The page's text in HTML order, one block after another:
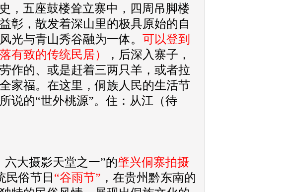
，五座鼓楼耸立寨中，四周吊脚楼
彰，散发着深山里的极具原始的自
光与青山秀谷融为一体。 可以登到
有致的传统民居）
，后深入寨子，
作的、或是赶着三两只羊，或者拉
家福。在这里，侗族人民的生活节
说的“世外桃源”。住：从江（待
大摄影天堂之一”的肇兴侗寨拍摄
民俗节日 “谷雨节” ，在贵州黔东南的